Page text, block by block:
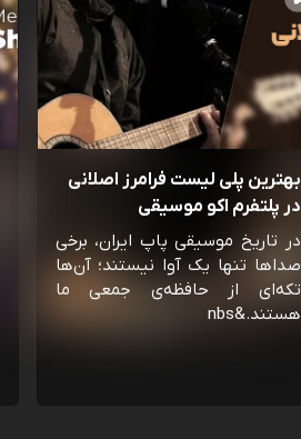
بهترین پلی لیست فرامرز اصلانی
در پلتفرم اکو موسیقی
در تاریخ موسیقی پاپ ایران، برخی
صداها تنها یک آوا نیستند؛ آن‌ها
تکه‌ای از حافظه‌ی جمعی ما
هستند.&nbs